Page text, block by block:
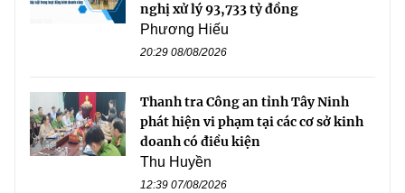
nghị xử lý 93,733 tỷ đồng
Phương Hiếu
20:29 08/08/2026
Thanh tra Công an tỉnh Tây Ninh
phát hiện vi phạm tại các cơ sở kinh
doanh có điều kiện
Thu Huyền
12:39 07/08/2026